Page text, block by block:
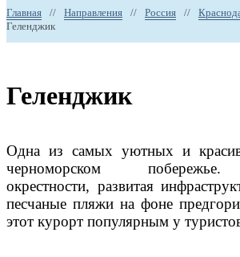
Главная // Направления // Россия //
Геленджик
Геленджик
Одна из самых уютных и
черноморском побережье.
окрестности, развитая
песчаные пляжи на фоне
этот курорт популярным у